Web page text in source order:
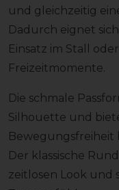
und gleichzeitig
Dadurch eignet
Einsatz im Stall
Freizeitmomente.
Die schmale
Silhouette und
Bewegungsfreiheit
Der klassische
zeitlosen Look und